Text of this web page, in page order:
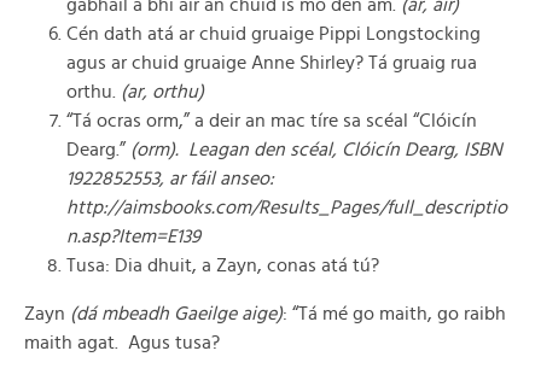
gabhail a bhí air an chuid is mó den am. (ar, air)
Cén dath atá ar chuid gruaige Pippi Longstocking
agus ar chuid gruaige Anne Shirley? Tá gruaig rua
orthu. (ar, orthu)
“Tá ocras orm,” a deir an mac tíre sa scéal “Clóicín
Dearg.” (orm). Leagan den scéal, Clóicín Dearg, ISBN
1922852553, ar fáil anseo:
http://aimsbooks.com/Results_Pages/full_descriptio
n.asp?Item=E139
Tusa: Dia dhuit, a Zayn, conas atá tú?
Zayn (dá mbeadh Gaeilge aige): “Tá mé go maith, go raibh
maith agat. Agus tusa?